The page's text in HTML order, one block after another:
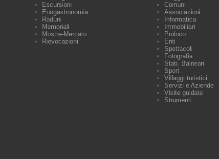
Escursioni
Enogastronomia
Raduni
Memoriali
Mostre-Mercato
Rievocazioni
Comuni
Associazioni
Informatica
Immobiliari
Proloco
Enti
Spettacoli
Fotografia
Stab. Balneari
Sport
Villaggi turistici
Servizi e Aziende
Visite guidate
Strumenti